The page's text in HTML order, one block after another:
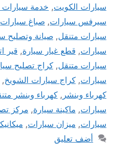
سيارات الكويت, خدمة سيارات
سيرفس سيارات, صباغ سيارات
سيارات متنقل, صيانة وتصليح
سيارات, قطع غيار سيارة, قير
سيارات متنقل, كراج تصليح
سيارات, كراج سيارات الشويخ,
كهرباء وبنشر , كهرباء وبنشر
سيارات, ماكينة سيارة, مركز
سيارات, ميزان سيارات,
أضف تعليق